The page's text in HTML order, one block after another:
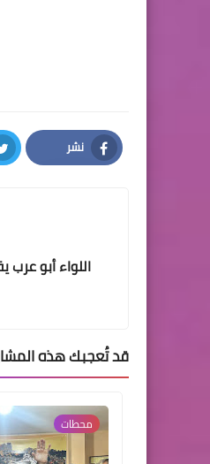
نشر
Facebook
اللواء أبو
قد تُعجبك هذه
محطات‏